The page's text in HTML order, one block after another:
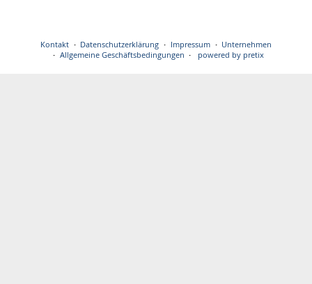
Kontakt Datenschutzerklärung Impressum
Unternehmen
Allgemeine Geschäftsbedingungen
powered by pretix